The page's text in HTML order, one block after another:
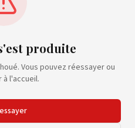
produite
Vous pouvez réessayer ou
l'accueil.